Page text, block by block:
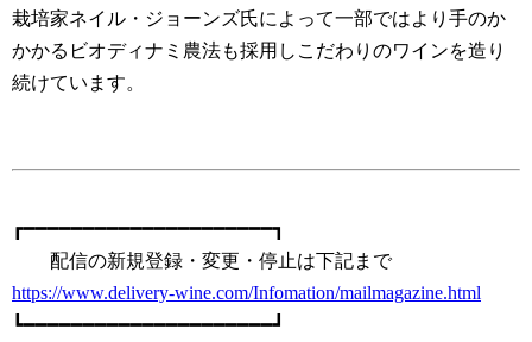
栽培家ネイル・ジョーンズ氏によって一部ではより手のか
かかるビオディナミ農法も採用しこだわりのワインを造り
続けています。
┏━━━━━━━━━━━━━━━━━━━━━┓
配信の新規登録・変更・停止は下記まで
https://www.delivery-wine.com/Infomation/mailmagazine.html
┗━━━━━━━━━━━━━━━━━━━━━┛